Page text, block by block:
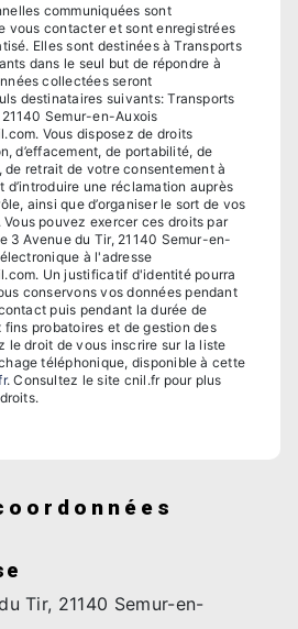
communiquées sont
vous contacter et sont enregistrées
Elles sont destinées à Transports
dans le seul but de répondre à
collectées seront
destinataires suivants: Transports
Semur-en-Auxois
Vous disposez de droits
d’effacement, de portabilité, de
de retrait de votre consentement à
d’introduire une réclamation auprès
ainsi que d’organiser le sort de vos
pouvez exercer ces droits par
3 Avenue du Tir, 21140 Semur-en-
à l'adresse
Un justificatif d'identité pourra
conservons vos données pendant
puis pendant la durée de
probatoires et de gestion des
le droit de vous inscrire sur la liste
téléphonique, disponible à cette
. Consultez le site cnil.fr pour plus
Tir, 21140 Semur-en-